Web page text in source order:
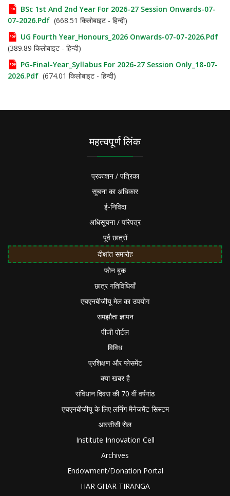
BSc 1st And 2nd Year For 2026-27 Session Onwards-07-
07-2026.pdf (668.51 किलोबाइट - हिन्दी)
UG Fourth Year_Honours_2026 Onwards-07-07-2026.pdf
(389.89 किलोबाइट - हिन्दी)
PG-Final-Year_Syllabus For 2026-27 Session Only_18-07-
2026.pdf (674.01 किलोबाइट - हिन्दी)
महत्वपूर्ण लिंक
प्रकाशन / पत्रिका
सूचना का अधिकार
ई-निविदा
अधिसूचना / परिपत्र
पूर्व छात्रों
दीक्षांत समारोह
फोन बुक
छात्र गतिविधियाँ
एचएनबीजीयू मेल का उपयोग
समझौता ज्ञापन
पीजी पोर्टल
विविध
प्रशिक्षण और प्लेसमेंट
क्या खबर है
संविधान दिवस की 70 वीं वर्षगांठ
एचएनबीजीयू के लिए लर्निंग मैनेजमेंट सिस्टम
आरसीसी सेल
Institute Innovation Cell
Archives
Endowment/Donation Portal
HAR GHAR TIRANGA